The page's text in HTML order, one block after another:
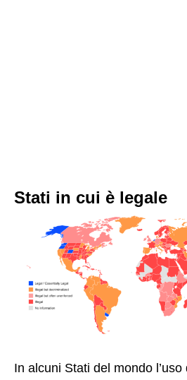
Stati in cui è legale
In alcuni Stati del mondo